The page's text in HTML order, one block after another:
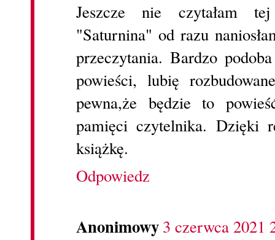
Jeszcze nie czytałam
"Saturnina" od razu
przeczytania. Bardzo
powieści, lubię
pewna,że będzie to
pamięci czytelnika. Dzięki
książkę.
Odpowiedz
Anonimowy3 czerwca 2021